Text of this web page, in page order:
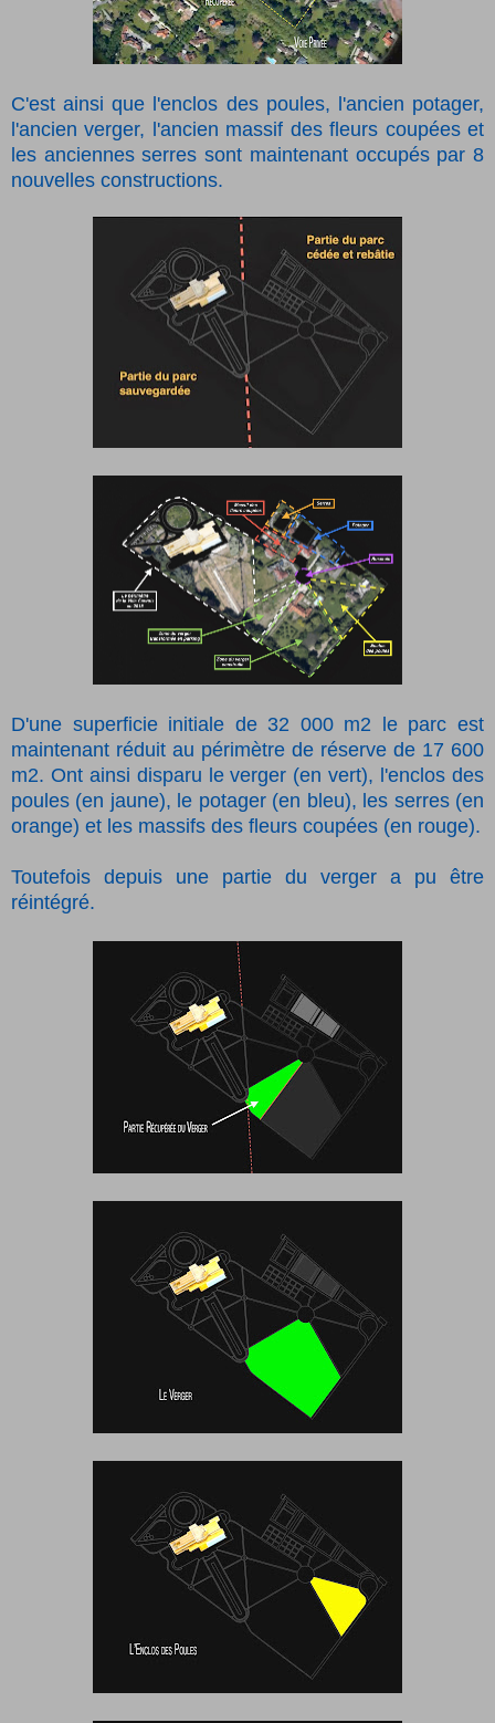
C'est ainsi que l'enclos des poules, l'ancien potager,
l'ancien verger, l'ancien massif des fleurs coupées et
les anciennes serres sont maintenant occupés par 8
nouvelles constructions.
D'une superficie initiale de 32 000 m2 le parc est
maintenant réduit au périmètre de réserve de 17 600
m2. Ont ainsi disparu le verger (en vert), l'enclos des
poules (en jaune), le potager (en bleu), les serres (en
orange) et les massifs des fleurs coupées (en rouge).
Toutefois depuis une partie du verger a pu être
réintégré.